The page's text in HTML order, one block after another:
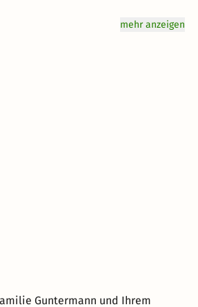
mehr anzeigen